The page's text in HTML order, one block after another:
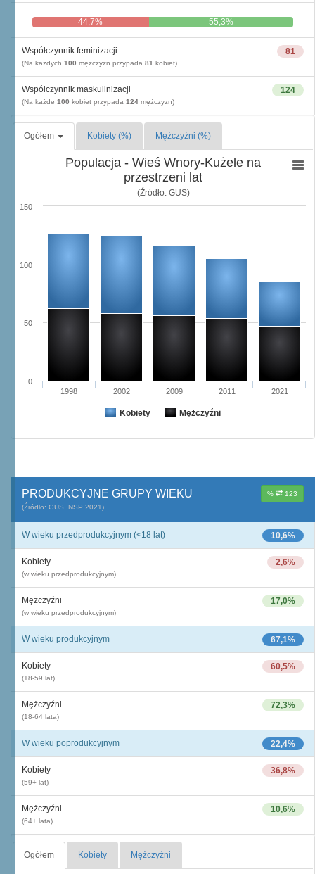
44,7% 55,3%
81
Współczynnik feminizacji
(Na każdych 100 mężczyzn przypada 81 kobiet)
124
Współczynnik maskulinizacji
(Na każde 100 kobiet przypada 124 mężczyzn)
Ogółem Kobiety (%) Mężczyźni (%)
Populacja - Wieś Wnory-Kużele na
przestrzeni lat
(Źródło: GUS)
Kobiety Mężczyźni
1998 2002 2009 2011 2021
0
50
100
150
% 123
PRODUKCYJNE GRUPY WIEKU
(Źródło: GUS, NSP 2021)
10,6%
W wieku przedprodukcyjnym (<18 lat)
2,6%
Kobiety
(w wieku przedprodukcyjnym)
17,0%
Mężczyźni
(w wieku przedprodukcyjnym)
67,1%
W wieku produkcyjnym
60,5%
Kobiety
(18-59 lat)
72,3%
Mężczyźni
(18-64 lata)
22,4%
W wieku poprodukcyjnym
36,8%
Kobiety
(59+ lat)
10,6%
Mężczyźni
(64+ lata)
Ogółem Kobiety Mężczyźni